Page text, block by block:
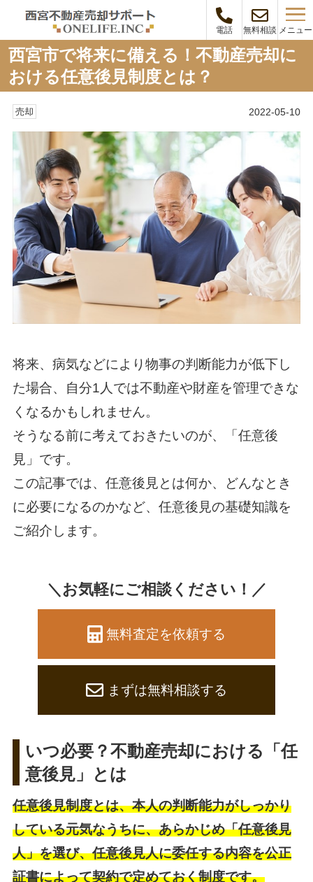
電話 無料相談 メニュー
西宮市で将来に備える！不動産売却に
おける任意後見制度とは？
売却 2022-05-10
将来、病気などにより物事の判断能力が低下し
た場合、自分1人では不動産や財産を管理できな
くなるかもしれません。
そうなる前に考えておきたいのが、「任意後
見」です。
この記事では、任意後見とは何か、どんなとき
に必要になるのかなど、任意後見の基礎知識を
ご紹介します。
＼お気軽にご相談ください！／
無料査定を依頼する
まずは無料相談する
いつ必要？不動産売却における「任
意後見」とは
任意後見制度とは、本人の判断能力がしっかり
している元気なうちに、あらかじめ「任意後見
人」を選び、任意後見人に委任する内容を公正
証書によって契約で定めておく制度です。